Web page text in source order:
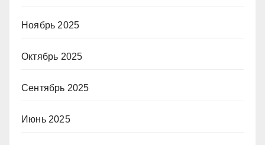
Ноябрь 2025
Октябрь 2025
Сентябрь 2025
Июнь 2025